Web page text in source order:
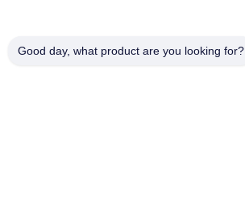
Good day, what product are you looking for?